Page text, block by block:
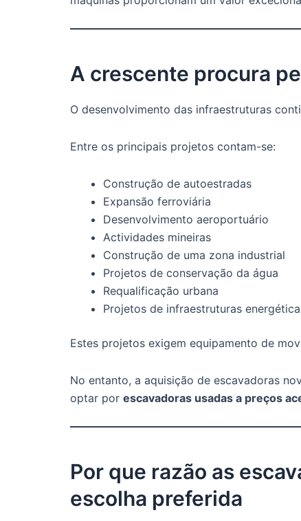
A crescente procura
O desenvolvimento das infraestruturas
Entre os principais projetos contam-se:
Construção de autoestradas
Expansão ferroviária
Desenvolvimento aeroportuário
Actividades mineiras
Construção de uma zona industrial
Projetos de conservação da água
Requalificação urbana
Projetos de infraestruturas
Estes projetos exigem equipamento de
No entanto, a aquisição de escavadoras
optar por escavadoras usadas a preços
Por que razão as
escolha preferida